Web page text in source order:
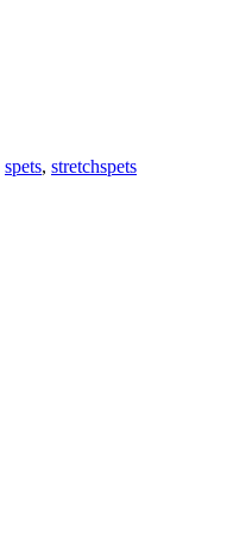
spets, stretchspets